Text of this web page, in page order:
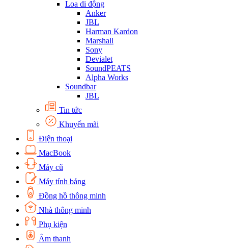
Loa di động
Anker
JBL
Harman Kardon
Marshall
Sony
Devialet
SoundPEATS
Alpha Works
Soundbar
JBL
Tin tức
Khuyến mãi
Điện thoại
MacBook
Máy cũ
Máy tính bảng
Đồng hồ thông minh
Nhà thông minh
Phụ kiện
Âm thanh